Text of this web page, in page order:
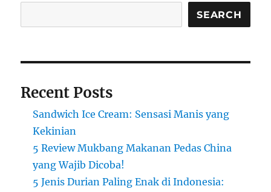
Sedang
Kalangan
SEARCH
Recent Posts
Sandwich Ice Cream: Sensasi Manis yang
Kekinian
5 Review Mukbang Makanan Pedas China
yang Wajib Dicoba!
5 Jenis Durian Paling Enak di Indonesia: